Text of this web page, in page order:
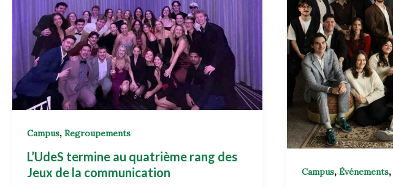
Campus, Regroupements
L’UdeS termine au quatrième rang des
Jeux de la communication
Campus, Événements,